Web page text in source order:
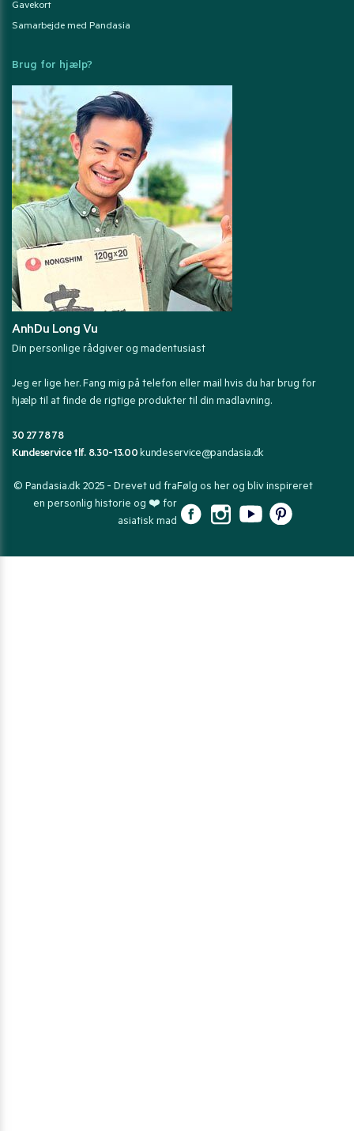
Gavekort
Samarbejde med Pandasia
Brug for hjælp?
AnhDu Long Vu
Din personlige rådgiver og madentusiast
Jeg er lige her. Fang mig på telefon eller mail hvis du har brug for
hjælp til at finde de rigtige produkter til din madlavning.
30 27 78 78
Kundeservice tlf. 8.30-13.00kundeservice@pandasia.dk
© Pandasia.dk 2025 - Drevet ud fra
en personlig historie og ❤️ for
asiatisk mad
Følg os her og bliv inspireret